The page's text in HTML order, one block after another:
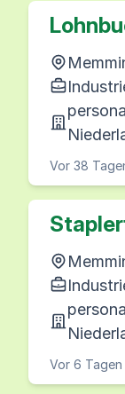
Vor 38
Vor 6 Tagen